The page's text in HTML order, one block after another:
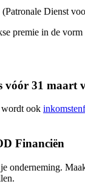
Dienst
premie in de vorm
vóór 31 maart
wordt ook
Financiën
onderneming.